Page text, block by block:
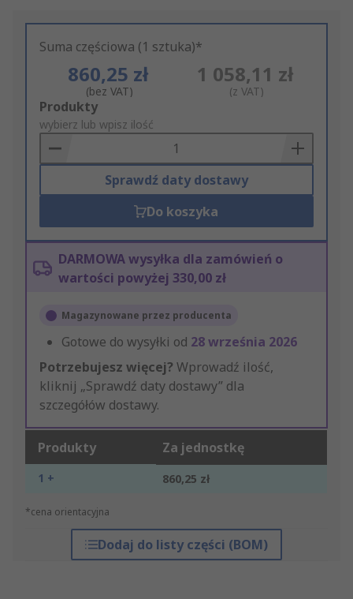
Suma częściowa (1 sztuka)*
860,25 zł
(bez VAT)
1 058,11 zł
(z VAT)
Add
to
Basket
Produkty
wybierz lub wpisz ilość
Sprawdź daty dostawy
Do koszyka
DARMOWA wysyłka dla zamówień o
wartości powyżej 330,00 zł
Magazynowane przez producenta
Gotowe do wysyłki od 28 września 2026
Potrzebujesz więcej? Wprowadź ilość,
kliknij „Sprawdź daty dostawy” dla
szczegółów dostawy.
Produkty Za jednostkę
1 + 860,25 zł
*cena orientacyjna
Dodaj do listy części (BOM)